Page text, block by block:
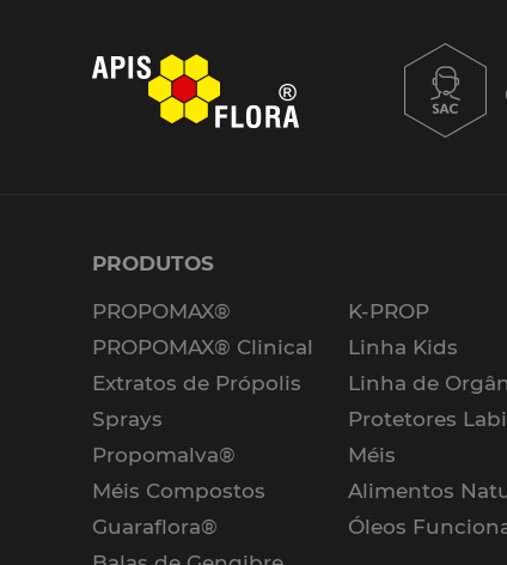
PRODUTOS
PROPOMAX®
K-PROP
PROPOMAX® Clinical
Linha Kids
Extratos de Própolis
Linha de
Sprays
Protetores
Propomalva®
Méis
Méis Compostos
Alimentos
Guaraflora®
Óleos